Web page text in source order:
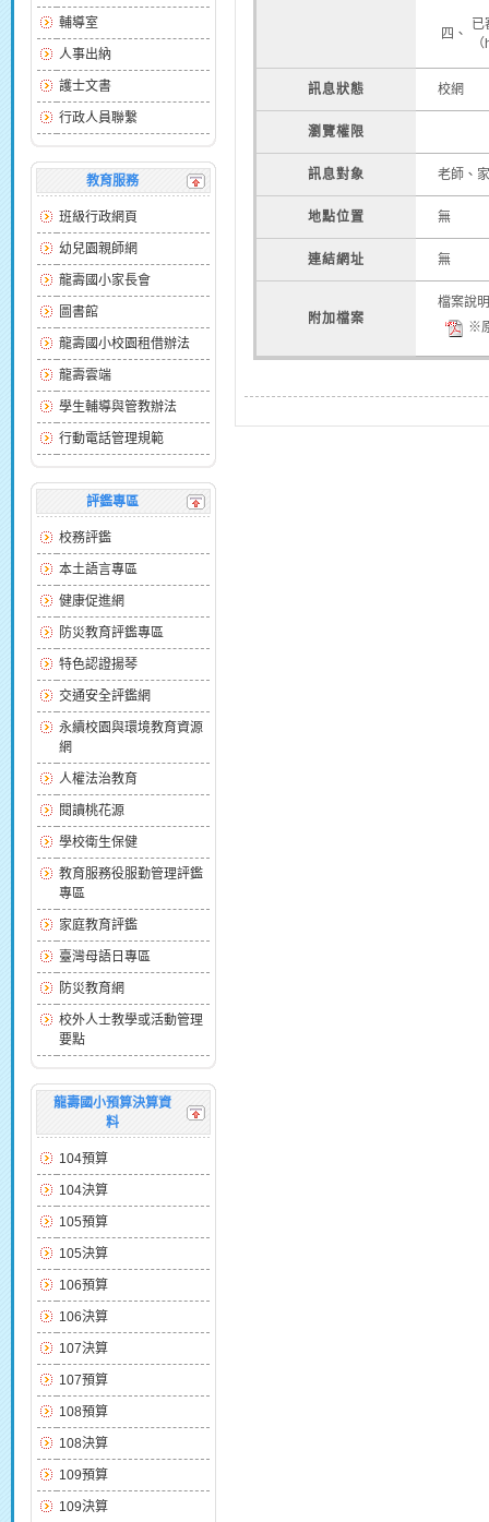
輔導室
人事出納
護士文書
行政人員聯繫
教育服務
班級行政網頁
幼兒園親師網
龍壽國小家長會
圖書館
龍壽國小校園租借辦法
龍壽雲端
學生輔導與管教辦法
行動電話管理規範
評鑑專區
校務評鑑
本土語言專區
健康促進網
防災教育評鑑專區
特色認證揚琴
交通安全評鑑網
永續校園與環境教育資源
網
人權法治教育
閱讀桃花源
學校衛生保健
教育服務役服勤管理評鑑
專區
家庭教育評鑑
臺灣母語日專區
防災教育網
校外人士教學或活動管理
要點
龍壽國小預算決算資
料
104預算
104決算
105預算
105決算
106預算
106決算
107決算
107預算
108預算
108決算
109預算
109決算
四、
已
訊息狀態 校網
瀏覽權限
訊息對象 老師、
地點位置 無
連結網址 無
附加檔案
檔案說
※